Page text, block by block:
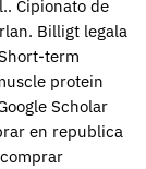
Cipionato de
Billigt legala
term
protein
Scholar
en republica